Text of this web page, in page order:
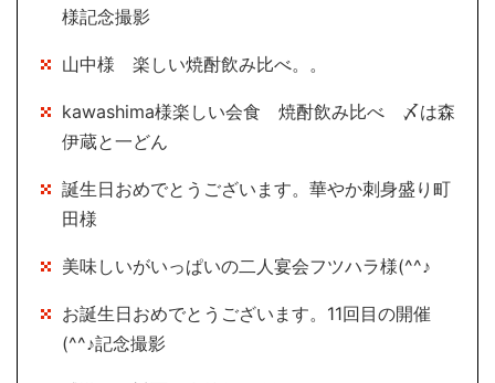
様記念撮影
山中様 楽しい焼酎飲み比べ。。
kawashima様楽しい会食 焼酎飲み比べ 〆は森
伊蔵と一どん
誕生日おめでとうございます。華やか刺身盛り町
田様
美味しいがいっぱいの二人宴会フツハラ様(^^♪
お誕生日おめでとうございます。11回目の開催
(^^♪記念撮影